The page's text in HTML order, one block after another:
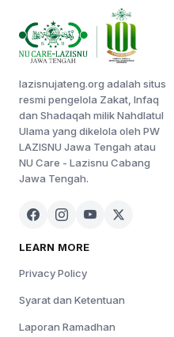
lazisnujateng.org adalah situs
resmi pengelola Zakat, Infaq
dan Shadaqah milik Nahdlatul
Ulama yang dikelola oleh PW
LAZISNU Jawa Tengah atau
NU Care - Lazisnu Cabang
Jawa Tengah.
LEARN MORE
Privacy Policy
Syarat dan Ketentuan
Laporan Ramadhan